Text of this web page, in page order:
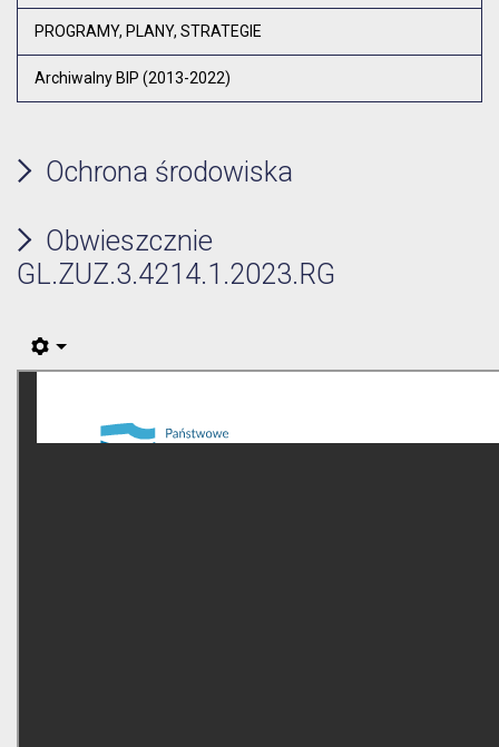
PROGRAMY, PLANY, STRATEGIE
Archiwalny BIP (2013-2022)
Ochrona środowiska
Obwieszcznie
GL.ZUZ.3.4214.1.2023.RG